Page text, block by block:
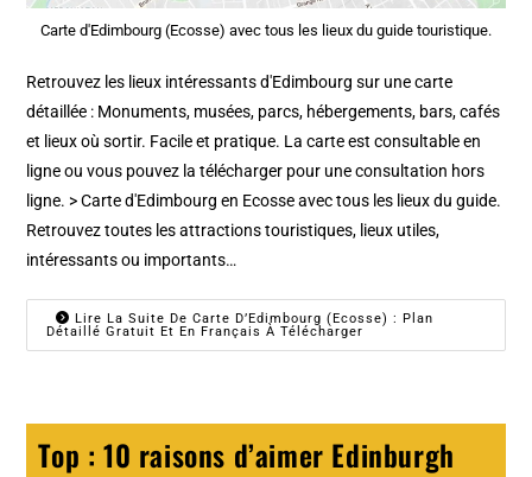
Carte d'Edimbourg (Ecosse) avec tous les lieux du guide touristique.
Retrouvez les lieux intéressants d'Edimbourg sur une carte
détaillée : Monuments, musées, parcs, hébergements, bars, cafés
et lieux où sortir. Facile et pratique. La carte est consultable en
ligne ou vous pouvez la télécharger pour une consultation hors
ligne. > Carte d'Edimbourg en Ecosse avec tous les lieux du guide.
Retrouvez toutes les attractions touristiques, lieux utiles,
intéressants ou importants…
Lire La Suite De Carte D’Edimbourg (Ecosse) : Plan
Détaillé Gratuit Et En Français À Télécharger
Top : 10 raisons d’aimer Edinburgh